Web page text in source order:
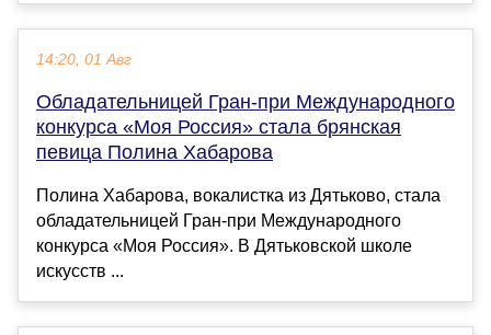
14:20, 01 Авг
Обладательницей Гран-при Международного
конкурса «Моя Россия» стала брянская
певица Полина Хабарова
Полина Хабарова, вокалистка из Дятьково, стала
обладательницей Гран-при Международного
конкурса «Моя Россия». В Дятьковской школе
искусств ...